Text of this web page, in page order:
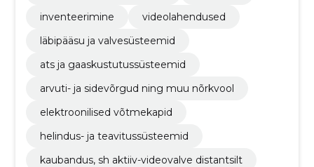
inventeerimine
videolahendused
läbipääsu ja valvesüsteemid
ats ja gaaskustutussüsteemid
arvuti- ja sidevõrgud ning muu nõrkvool
elektroonilised võtmekapid
helindus- ja teavitussüsteemid
kaubandus, sh aktiiv-videovalve distantsilt